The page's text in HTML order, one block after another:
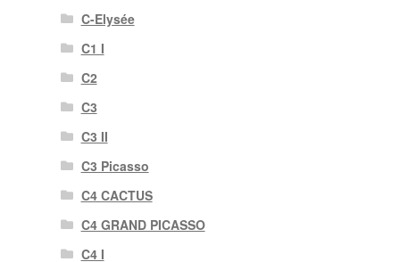
C-Elysée
C1 I
C2
C3
C3 II
C3 Picasso
C4 CACTUS
C4 GRAND PICASSO
C4 I